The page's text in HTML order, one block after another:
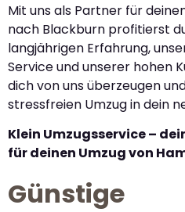
Mit uns als Partner für
nach Blackburn profitierst
langjährigen Erfahrung,
Service und unserer hohen
dich von uns überzeugen
stressfreien Umzug in dein
Klein Umzugsservice –
für deinen Umzug von
Günstige